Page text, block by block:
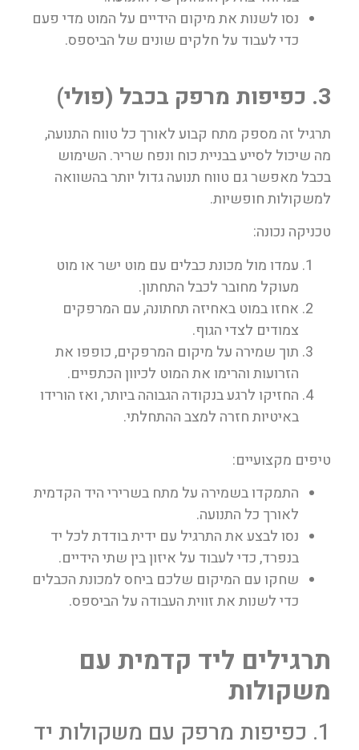
נסו לשנות את מיקום הידיים על המוט מדי פעם
כדי לעבוד על חלקים שונים של הביספס.
3. כפיפות מרפק בכבל (פולי)
תרגיל זה מספק מתח קבוע לאורך כל טווח התנועה,
מה שיכול לסייע בבניית כוח ונפח שריר. השימוש
בכבל מאפשר גם טווח תנועה גדול יותר בהשוואה
למשקולות חופשיות.
טכניקה נכונה:
עמדו מול מכונת כבלים עם מוט ישר או מוט
מעוקל מחובר לכבל התחתון.
אחזו במוט באחיזה תחתונה, עם המרפקים
צמודים לצדי הגוף.
תוך שמירה על מיקום המרפקים, כופפו את
הזרועות והרימו את המוט לכיוון הכתפיים.
החזיקו לרגע בנקודה הגבוהה ביותר, ואז הורידו
באיטיות חזרה למצב ההתחלתי.
טיפים מקצועיים:
התמקדו בשמירה על מתח בשרירי היד הקדמית
לאורך כל התנועה.
נסו לבצע את התרגיל עם ידית בודדת לכל יד
בנפרד, כדי לעבוד על איזון בין שתי הידיים.
שחקו עם המיקום שלכם ביחס למכונת הכבלים
כדי לשנות את זווית העבודה על הביספס.
תרגילים ליד קדמית עם
משקולות
1. כפיפות מרפק עם משקולות יד